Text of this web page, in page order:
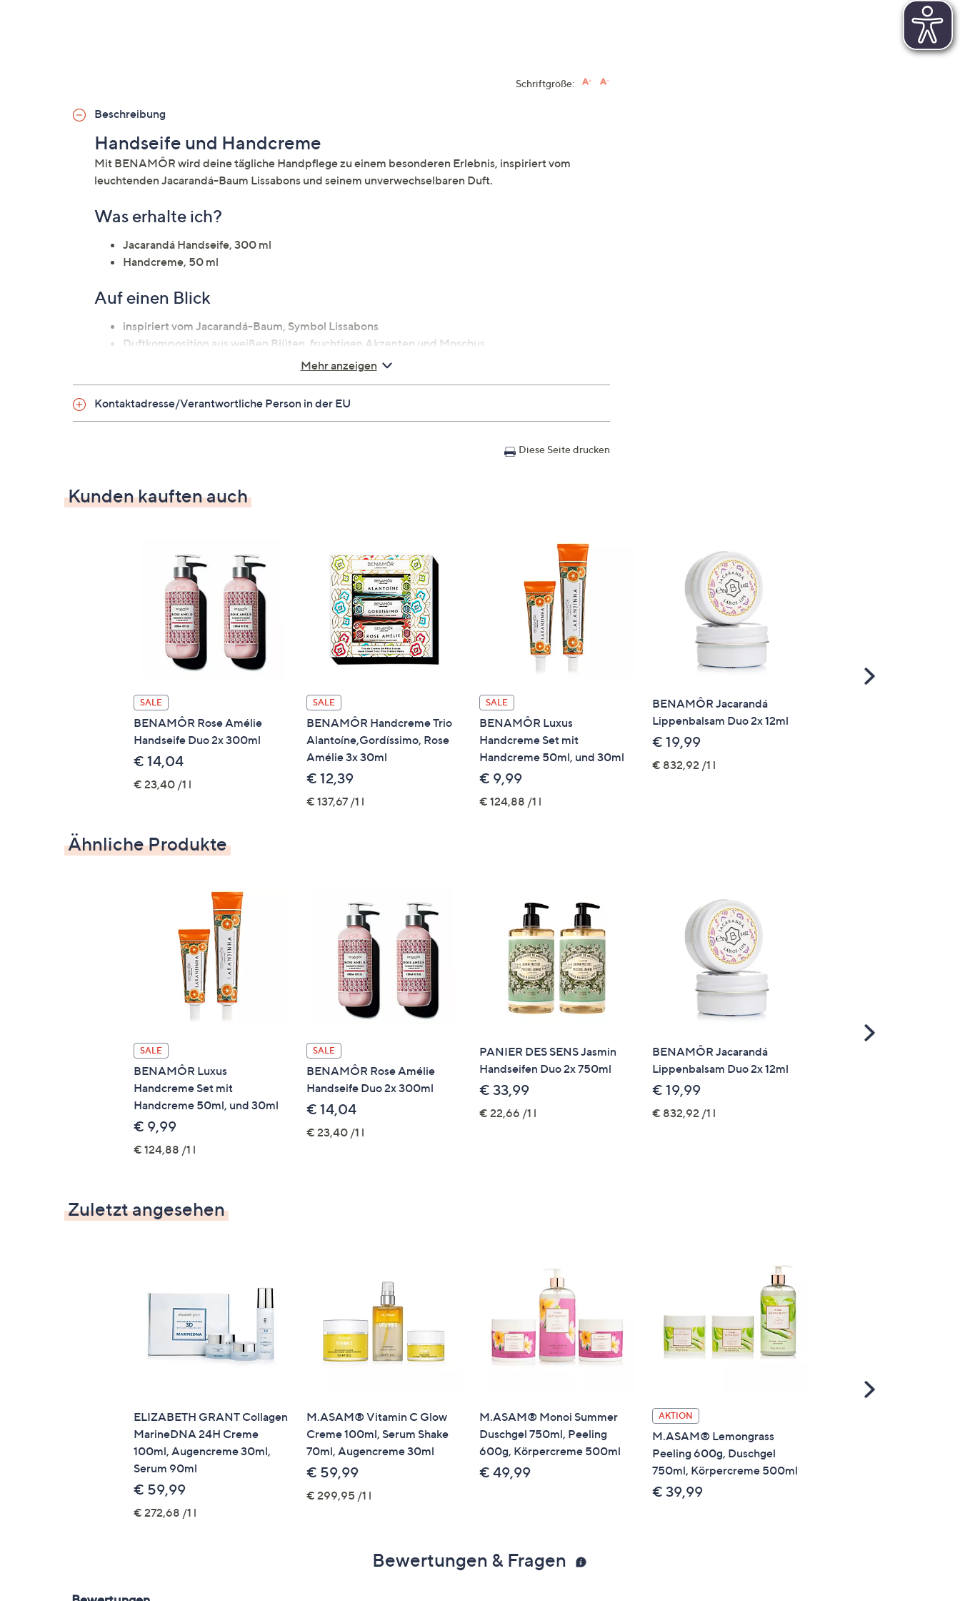
Schriftgröße:
Beschreibung
Handseife und Handcreme
Mit BENAMÔR wird deine tägliche Handpflege zu einem besonderen Erlebnis, inspiriert vom
leuchtenden Jacarandá-Baum Lissabons und seinem unverwechselbaren Duft.
Was erhalte ich?
Jacarandá Handseife, 300 ml
Handcreme, 50 ml
Auf einen Blick
inspiriert vom Jacarandá-Baum, Symbol Lissabons
Duftkomposition aus weißen Blüten, fruchtigen Akzenten und Moschus
beide Formeln mit Aloe Vera angereichert
Handseife auf die nassen Hände geben, aufschäumen und abspülen im Anschluss
Inhaltsstoffe
Aqua/Water, Caprylic/Capric Triglyceride, Glycerin, Glyceryl Stearate Citrate,
C15-19 Alkane, Cetyl Alcohol, Argania Spinosa Kernel Oil, Butyrospermum Parkii (Shea) Butter,
Plukenetia Volubilis Seed Oil, Aloe Barbadensis Leaf Juice, Microcrystalline Cellulose,
Panthenol, Cellulose Gum, Lactic Acid, Sodium Benzoate, Potassium Sorbate,
Parfum/Fragrance, Alpha-Isomethyl Ionone, Benzyl Salicylate, Citronellol, Hexyl Cinnamal,
Hydroxycitronellal, Limonene, Linalool
Handseife:Aqua/Water, Sodium Laureth Sulfate, Glycerin, Cocamidopropyl Betaine, Sodium
Chloride, Parfum/Fragrance, Coco-Glucoside, Polysorbate 20, Cocamide DEA,
Potassium Sorbate, Tetrasodium EDTA, Citric Acid, Ethylhexyl Methoxycinnamate, Butyl
Methoxydibenzoylmethane, PPG-26-Buteth-26, Ethylhexyl Salicylate, PEG-40 Hydrogenated
Castor Oil, Benzyl Salicylate, Hexyl Cinnamal, Limonene, Linalool, CI 42090/Blue 1, CI
17200/Red 33
Mehr anzeigen
Kontaktadresse/Verantwortliche Person in der EU
Diese Seite drucken
Kunden kauften auch
SALE
BENAMÔR Rose Amélie
Handseife Duo 2x 300ml
€ 14,04
€ 23,40 /1 l
SALE
BENAMÔR Handcreme Trio
Alantoíne,Gordíssimo, Rose
Amélie 3x 30ml
€ 12,39
€ 137,67 /1 l
SALE
BENAMÔR Luxus
Handcreme Set mit
Handcreme 50ml, und 30ml
€ 9,99
€ 124,88 /1 l
BENAMÔR Jacarandá
Lippenbalsam Duo 2x 12ml
€ 19,99
€ 832,92 /1 l
Scroll
Ähnliche Produkte
SALE
BENAMÔR Luxus
Handcreme Set mit
Handcreme 50ml, und 30ml
€ 9,99
€ 124,88 /1 l
SALE
BENAMÔR Rose Amélie
Handseife Duo 2x 300ml
€ 14,04
€ 23,40 /1 l
PANIER DES SENS Jasmin
Handseifen Duo 2x 750ml
€ 33,99
€ 22,66 /1 l
BENAMÔR Jacarandá
Lippenbalsam Duo 2x 12ml
€ 19,99
€ 832,92 /1 l
Scroll
Zuletzt angesehen
ELIZABETH GRANT Collagen
MarineDNA 24H Creme
100ml, Augencreme 30ml,
Serum 90ml
€ 59,99
€ 272,68 /1 l
M.ASAM® Vitamin C Glow
Creme 100ml, Serum Shake
70ml, Augencreme 30ml
€ 59,99
€ 299,95 /1 l
M.ASAM® Monoi Summer
Duschgel 750ml, Peeling
600g, Körpercreme 500ml
€ 49,99
AKTION
M.ASAM® Lemongrass
Peeling 600g, Duschgel
750ml, Körpercreme 500ml
€ 39,99
Scroll
Bewertungen & Fragen